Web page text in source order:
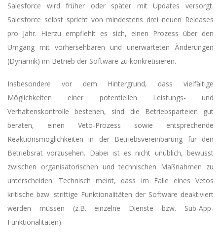
Salesforce wird früher oder später mit Updates versorgt.
Salesforce selbst spricht von mindestens drei neuen Releases
pro Jahr. Hierzu empfiehlt es sich, einen Prozess über den
Umgang mit vorhersehbaren und unerwarteten Änderungen
(Dynamik) im Betrieb der Software zu konkretisieren.
Insbesondere vor dem Hintergrund, dass vielfältige
Möglichkeiten einer potentiellen Leistungs- und
Verhaltenskontrolle bestehen, sind die Betriebsparteien gut
beraten, einen Veto-Prozess sowie entsprechende
Reaktionsmöglichkeiten in der Betriebsvereinbarung für den
Betriebsrat vorzusehen. Dabei ist es nicht unüblich, bewusst
zwischen organisatorischen und technischen Maßnahmen zu
unterscheiden. Technisch meint, dass im Falle eines Vetos
kritische bzw. strittige Funktionalitäten der Software deaktiviert
werden müssen (z.B. einzelne Dienste bzw. Sub-App-
Funktionalitäten).